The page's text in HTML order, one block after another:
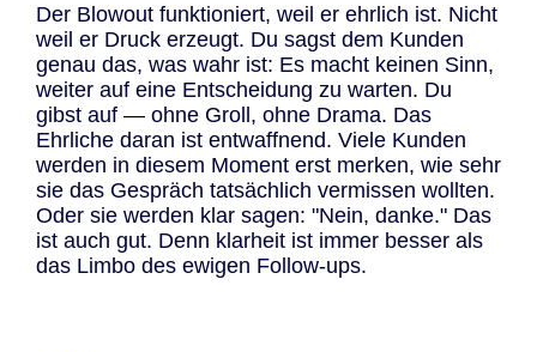
Der Blowout funktioniert, weil er ehrlich ist. Nicht
weil er Druck erzeugt. Du sagst dem Kunden
genau das, was wahr ist: Es macht keinen Sinn,
weiter auf eine Entscheidung zu warten. Du
gibst auf — ohne Groll, ohne Drama. Das
Ehrliche daran ist entwaffnend. Viele Kunden
werden in diesem Moment erst merken, wie sehr
sie das Gespräch tatsächlich vermissen wollten.
Oder sie werden klar sagen: "Nein, danke." Das
ist auch gut. Denn klarheit ist immer besser als
das Limbo des ewigen Follow-ups.